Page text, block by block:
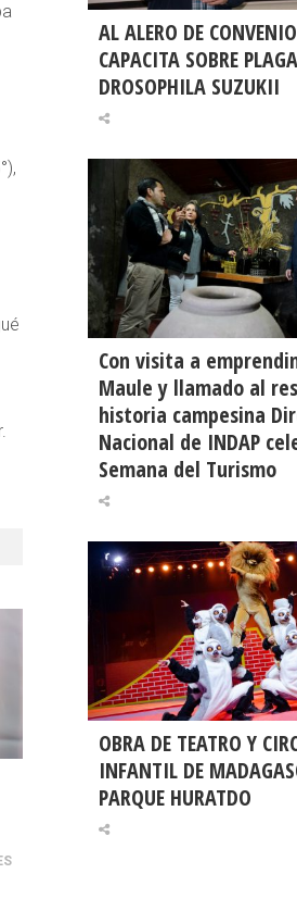
AL ALERO DE
CAPACITA SOBRE PLAGA
DROSOPHILA SUZUKII
Con visita a
Maule y llamado al
historia campesina
Nacional de INDAP
Semana del Turismo
OBRA DE TEATRO Y
INFANTIL DE
PARQUE HURATDO